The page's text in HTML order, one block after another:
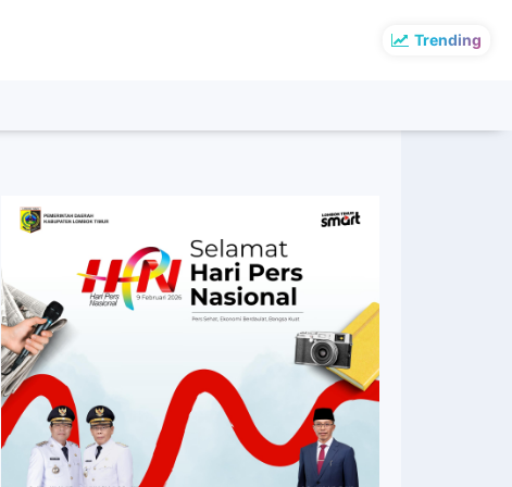
Trending